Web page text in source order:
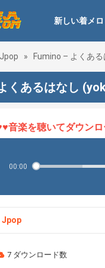
新しい着メロ
Jpop » Fumino – よくあ
くあるはなし
を聴いてダウンロー
00:00
Jpop
7 ダウンロード数